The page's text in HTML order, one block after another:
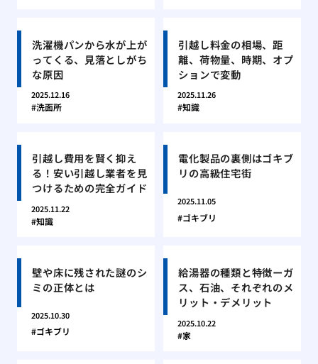
洗濯機パンから水が上が
ってくる、見落としがち
な原因
2025.12.16
洗面所
引越し料金の相場、距
離、荷物量、時期、オプ
ションで変動
2025.11.26
知識
引越し費用を賢く抑え
る！安い引越し業者を見
つけるための完全ガイド
2025.11.22
知識
電化製品の裏側はゴキブ
リの高級住宅街
2025.11.05
ゴキブリ
壁や床に残された謎のシ
ミの正体とは
2025.10.30
ゴキブリ
給湯器の種類と特徴ーガ
ス、石油、それぞれのメ
リット・デメリット
2025.10.22
家